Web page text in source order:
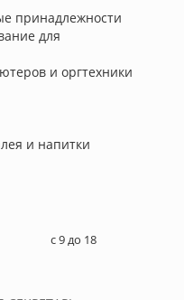
принадлежности
для
и оргтехники
и напитки
с 9 до 18